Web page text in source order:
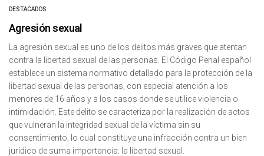
DESTACADOS
Agresión sexual
La agresión sexual es uno de los delitos más graves que atentan
contra la libertad sexual de las personas. El Código Penal español
establece un sistema normativo detallado para la protección de la
libertad sexual de las personas, con especial atención a los
menores de 16 años y a los casos donde se utilice violencia o
intimidación. Este delito se caracteriza por la realización de actos
que vulneran la integridad sexual de la víctima sin su
consentimiento, lo cual constituye una infracción contra un bien
jurídico de suma importancia: la libertad sexual.